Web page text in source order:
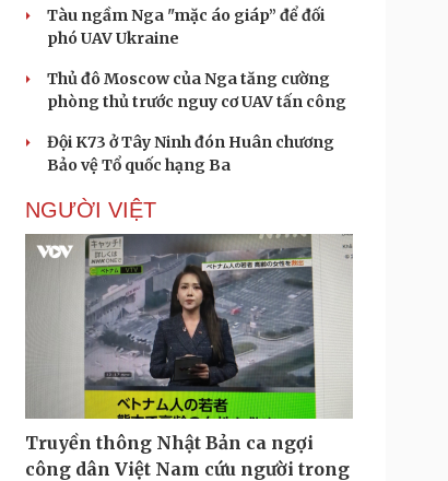
Tàu ngầm Nga "mặc áo giáp” để đối
phó UAV Ukraine
Thủ đô Moscow của Nga tăng cường
phòng thủ trước nguy cơ UAV tấn công
Đội K73 ở Tây Ninh đón Huân chương
Bảo vệ Tổ quốc hạng Ba
NGƯỜI VIỆT
Truyền thông Nhật Bản ca ngợi
công dân Việt Nam cứu người trong